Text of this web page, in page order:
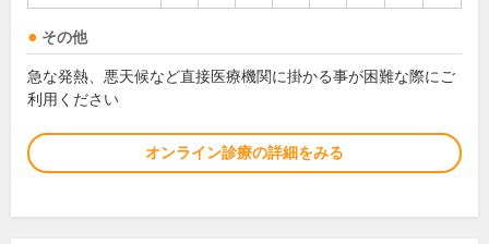
その他
急な発熱、悪天候など直接医療機関に掛かる事が困難な際にご
利用ください
オンライン診療の詳細をみる